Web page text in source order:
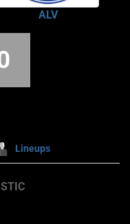
ALV
Lineups